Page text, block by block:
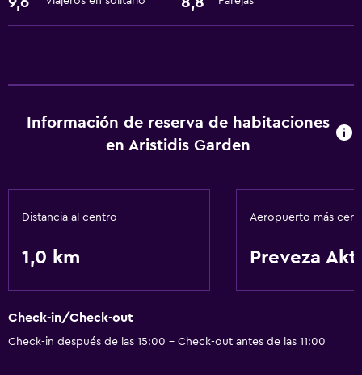
Salud y seguridad
Ideal para familias
Parque infantil
Información de reserva de habitaciones
en Aristidis Garden
Distancia al centro
1,0 km
Aeropuerto más
Preveza
Check-in/Check-out
Check-in después de las 15:00 - Check-out antes de las 11:00